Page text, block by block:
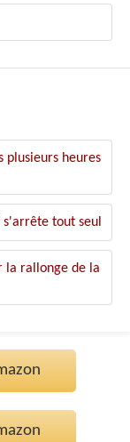
plusieurs heures
tout seul
la rallonge de la